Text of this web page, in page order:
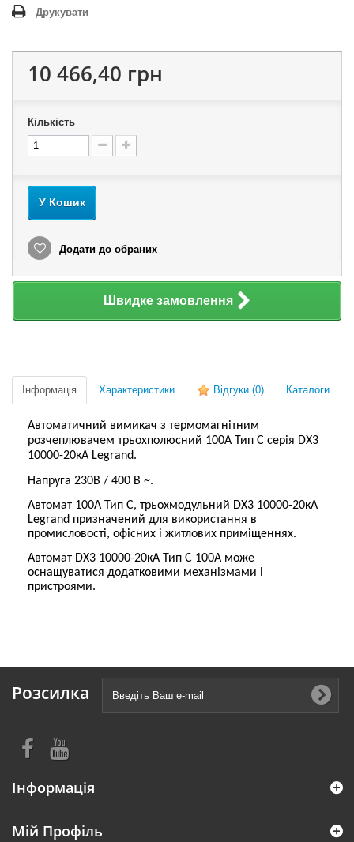
Друкувати
10 466,40 грн
Кількість
У Кошик
Додати до обраних
Швидке замовлення
Інформація Характеристики Відгуки (0) Каталоги
Автоматичний вимикач з термомагнітним
розчеплювачем трьохполюсний 100А Тип С серія DX3
10000-20кА Legrand.
Напруга 230В / 400 В ~.
Автомат 100А Тип С, трьохмодульний DX3 10000-20кА
Legrand призначений для використання в
промисловості, офісних і житлових приміщеннях.
Автомат DX3 10000-20кА Тип С 100А може
оснащуватися додатковими механізмами і
пристроями.
Розсилка
Інформація
Мій Профіль